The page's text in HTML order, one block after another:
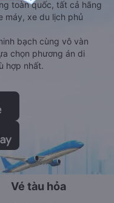
toàn quốc, tất cả hãng
máy, xe du lịch phủ
bạch cùng vô vàn
chọn phương án di
hợp nhất.
Vé tàu hỏa